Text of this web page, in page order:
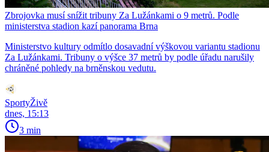
Zbrojovka musí snížit tribuny Za Lužánkami o 9 metrů. Podle
ministerstva stadion kazí panorama Brna
Ministerstvo kultury odmítlo dosavadní výškovou variantu stadionu
Za Lužánkami. Tribuny o výšce 37 metrů by podle úřadu narušily
chráněné pohledy na brněnskou vedutu.
SportyŽivě
dnes, 15:13
3 min